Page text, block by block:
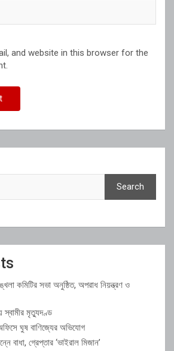
and website in this browser for the
Search
কমিটির সভা অনুষ্ঠিত, অপরাধ নিয়ন্ত্রণ ও
স্বামীর মৃত্যুদণ্ড
ঘুষ বাণিজ্যের অভিযোগ
বাধা, গ্রেপ্তার ‘ভাইরাল মিজান’